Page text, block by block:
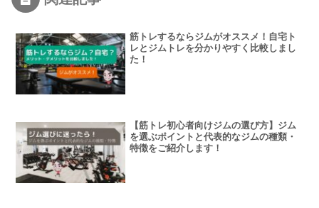
筋トレするならジムがオススメ！自宅ト
レとジムトレを分かりやすく比較しまし
た！
【筋トレ初心者向けジムの選び方】ジム
を選ぶポイントと代表的なジムの種類・
特徴をご紹介します！